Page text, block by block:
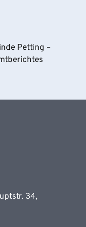
Petting –
34,